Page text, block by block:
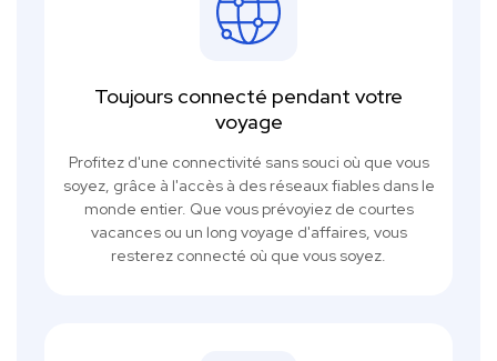
Toujours connecté pendant votre
voyage
Profitez d'une connectivité sans souci où que vous
soyez, grâce à l'accès à des réseaux fiables dans le
monde entier. Que vous prévoyiez de courtes
vacances ou un long voyage d'affaires, vous
resterez connecté où que vous soyez.